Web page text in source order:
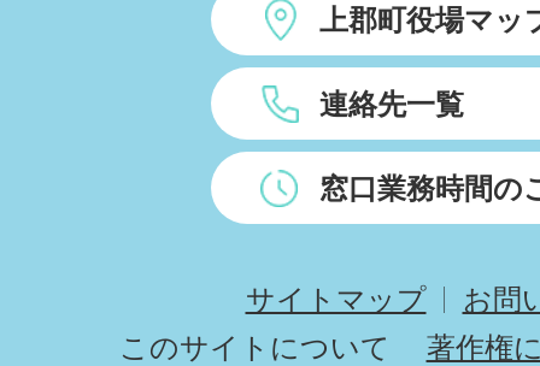
上郡町役場マッ
連絡先一覧
窓口業務時間の
サイトマップ
お問
このサイトについて
著作権